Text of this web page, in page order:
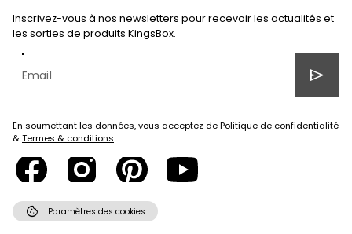
Inscrivez-vous à nos newsletters pour recevoir les actualités et
les sorties de produits KingsBox.
send
En soumettant les données, vous acceptez dePolitique de confidentialité
&Termes & conditions.
cookie Paramètres des cookies